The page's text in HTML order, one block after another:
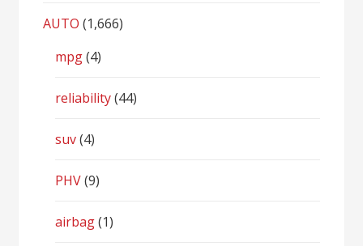
AUTO (1,666)
mpg(4)
reliability(44)
suv(4)
PHV(9)
airbag(1)